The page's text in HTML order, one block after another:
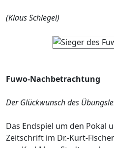
(Klaus Schlegel)
Fuwo-Nachbetrachtung
Der Glückwunsch des
Das Endspiel um den Pokal
Zeitschrift im Dr.-Kurt-